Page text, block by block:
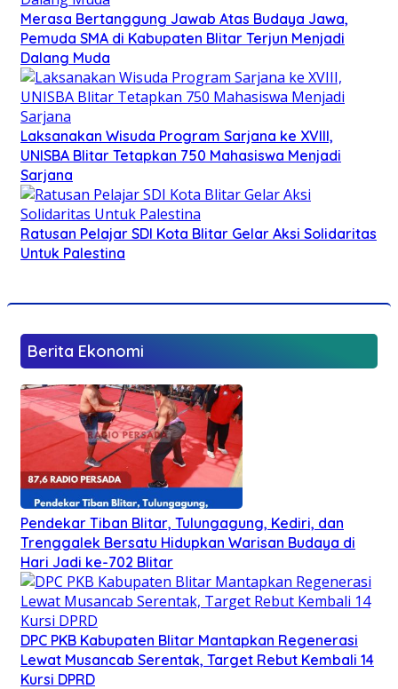
Merasa Bertanggung Jawab Atas Budaya Jawa,
Pemuda SMA di Kabupaten Blitar Terjun Menjadi
Dalang Muda
Laksanakan Wisuda Program Sarjana ke XVIII,
UNISBA Blitar Tetapkan 750 Mahasiswa Menjadi
Sarjana
Ratusan Pelajar SDI Kota Blitar Gelar Aksi Solidaritas
Untuk Palestina
Berita Ekonomi
Pendekar Tiban Blitar, Tulungagung, Kediri, dan
Trenggalek Bersatu Hidupkan Warisan Budaya di
Hari Jadi ke-702 Blitar
DPC PKB Kabupaten Blitar Mantapkan Regenerasi
Lewat Musancab Serentak, Target Rebut Kembali 14
Kursi DPRD